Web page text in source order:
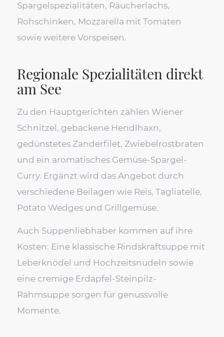
Spargelspezialitäten, Räucherlachs,
Rohschinken, Mozzarella mit Tomaten
sowie weitere Vorspeisen.
Regionale Spezialitäten direkt
am See
Zu den Hauptgerichten zählen Wiener
Schnitzel, gebackene Hendlhaxn,
gedünstetes Zanderfilet, Zwiebelrostbraten
und ein aromatisches Gemüse-Spargel-
Curry. Ergänzt wird das Angebot durch
verschiedene Beilagen wie Reis, Tagliatelle,
Potato Wedges und Grillgemüse.
Auch Suppenliebhaber kommen auf ihre
Kosten: Eine klassische Rindskraftsuppe mit
Leberknödel und Hochzeitsnudeln sowie
eine cremige Erdäpfel-Steinpilz-
Rahmsuppe sorgen für genussvolle
Momente.